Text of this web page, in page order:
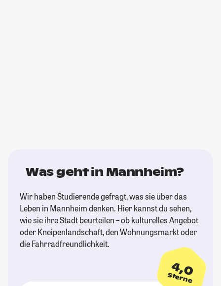
Was geht in Mannheim?
Wir haben Studierende gefragt, was sie über das
Leben in Mannheim denken. Hier kannst du sehen,
wie sie ihre Stadt beurteilen – ob kulturelles Angebot
oder Kneipenlandschaft, den Wohnungsmarkt oder
die Fahrradfreundlichkeit.
4,0
Sterne